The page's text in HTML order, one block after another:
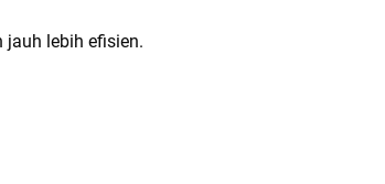
jauh lebih efisien.